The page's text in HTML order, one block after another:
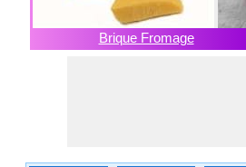
Brique Fromage